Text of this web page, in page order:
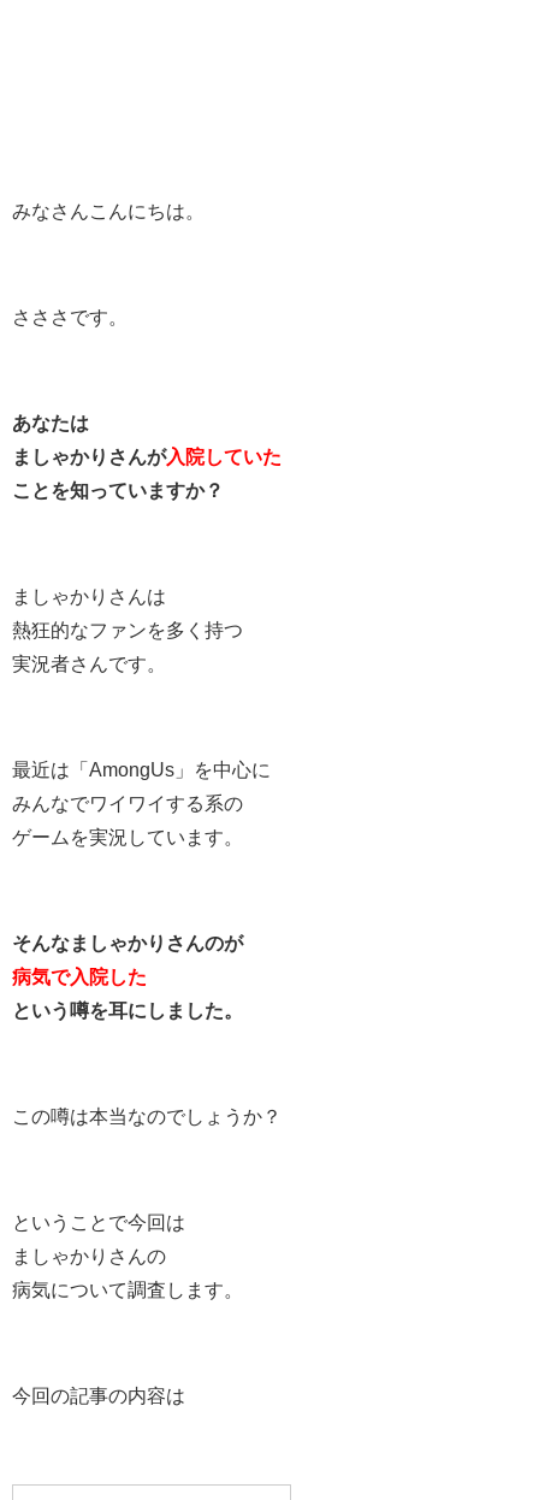
みなさんこんにちは。
さささです。
あなたは
ましゃかりさんが入院していた
ことを知っていますか？
ましゃかりさんは
熱狂的なファンを多く持つ
実況者さんです。
最近は「AmongUs」を中心に
みんなでワイワイする系の
ゲームを実況しています。
そんなましゃかりさんのが
病気で入院した
という噂を耳にしました。
この噂は本当なのでしょうか？
ということで今回は
ましゃかりさんの
病気について調査します。
今回の記事の内容は